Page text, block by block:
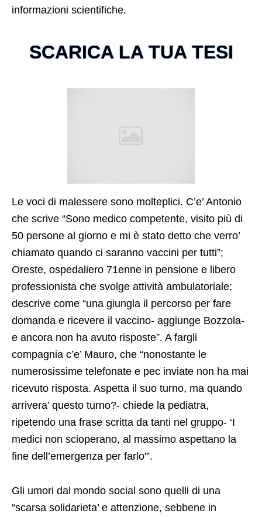
informazioni scientifiche.
SCARICA LA TUA TESI
Le voci di malessere sono molteplici. C’e’ Antonio
che scrive “Sono medico competente, visito più di
50 persone al giorno e mi è stato detto che verro’
chiamato quando ci saranno vaccini per tutti”;
Oreste, ospedaliero 71enne in pensione e libero
professionista che svolge attività ambulatoriale;
descrive come “una giungla il percorso per fare
domanda e ricevere il vaccino- aggiunge Bozzola-
e ancora non ha avuto risposte”. A fargli
compagnia c’e’ Mauro, che “nonostante le
numerosissime telefonate e pec inviate non ha mai
ricevuto risposta. Aspetta il suo turno, ma quando
arrivera’ questo turno?- chiede la pediatra,
ripetendo una frase scritta da tanti nel gruppo- ‘I
medici non scioperano, al massimo aspettano la
fine dell’emergenza per farlo'”.
Gli umori dal mondo social sono quelli di una
“scarsa solidarieta’ e attenzione, sebbene in